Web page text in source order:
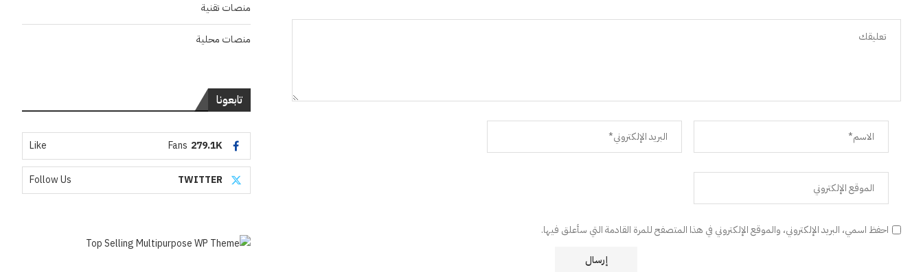
احفظ اسمي، البريد الإلكتروني، والموقع الإلكتروني في هذا المتصفح للمرة القادمة التي سأعلق فيها.
منصات تقنية
منصات محلية
تابعونا
279.1K
Fans
Like
TWITTER
Follow Us